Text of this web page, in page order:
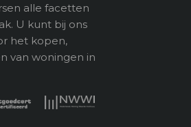
alle facetten
U kunt bij ons
het kopen,
van woningen in